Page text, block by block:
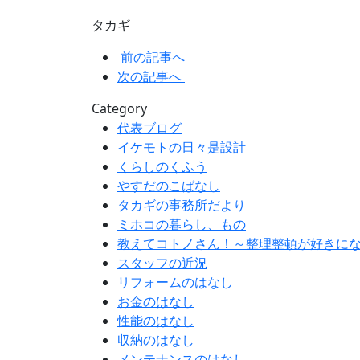
タカギ
前の記事へ
次の記事へ
Category
代表ブログ
イケモトの日々是設計
くらしのくふう
やすだのこばなし
タカギの事務所だより
ミホコの暮らし、もの
教えてコトノさん！～整理整頓が好きに
スタッフの近況
リフォームのはなし
お金のはなし
性能のはなし
収納のはなし